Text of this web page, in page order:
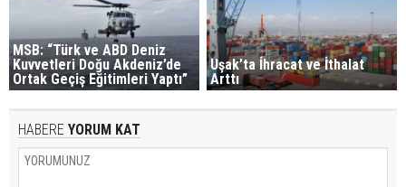
MSB: “Türk ve ABD Deniz
Kuvvetleri Doğu Akdeniz’de
Ortak Geçiş Eğitimleri Yaptı”
Uşak’ta İhracat ve İthalat
Arttı
HABERE YORUM KAT